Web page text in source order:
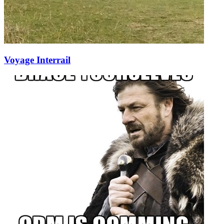
Voyage Interrail